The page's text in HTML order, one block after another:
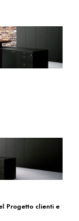
Progetto clienti e